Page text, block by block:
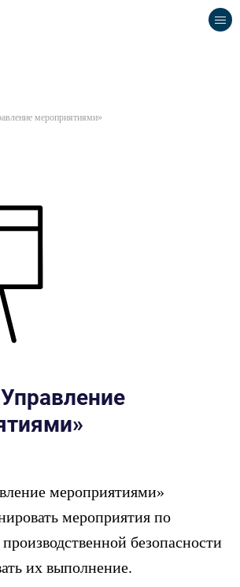
мероприятиями»
мероприятиями»
мероприятия по
безопасности
их выполнение.